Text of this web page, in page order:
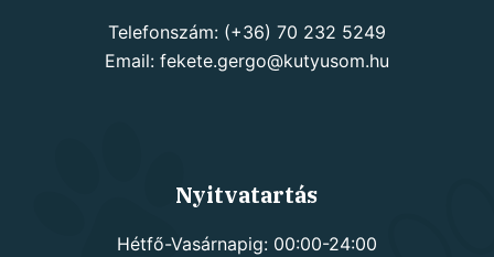
Telefonszám: (+36) 70 232 5249
Email: fekete.gergo@kutyusom.hu
Nyitvatartás
Hétfő-Vasárnapig: 00:00-24:00